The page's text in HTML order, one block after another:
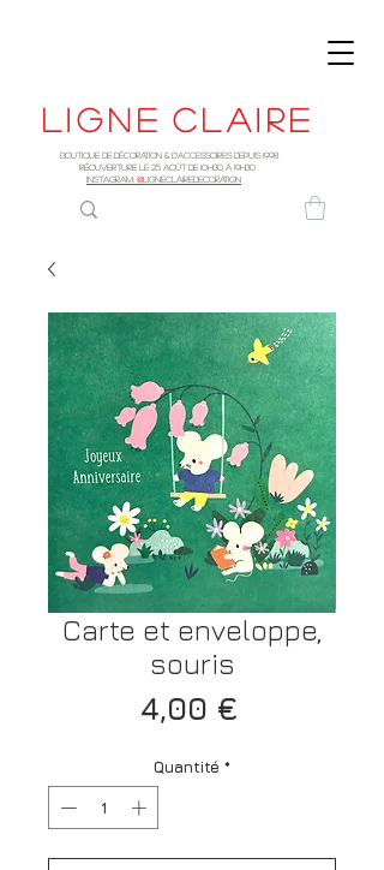
Ligne claire
Boutique de décoration & d'accessoires depuis 1998
RÉOUVERTURE LE 25 AOûT DE 10h30 à 19H30
INSTAGRAM: @LIGNECLAIREDECORATION
Carte et enveloppe,
souris
4,00 €
Quantité *